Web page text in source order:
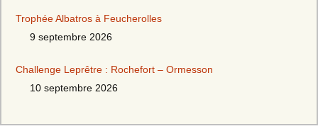
Trophée Albatros à Feucherolles
9 septembre 2026
Challenge Leprêtre : Rochefort – Ormesson
10 septembre 2026